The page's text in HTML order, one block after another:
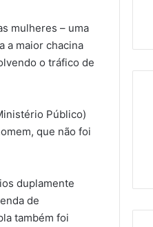
mulheres – uma
a maior chacina
o tráfico de
Público)
que não foi
duplamente
de
também foi